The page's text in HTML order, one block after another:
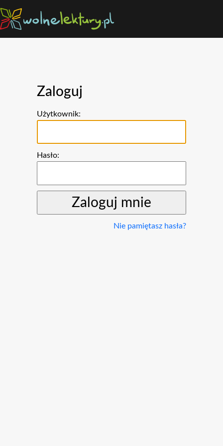
Zaloguj
Użytkownik:
Hasło:
Nie pamiętasz hasła?